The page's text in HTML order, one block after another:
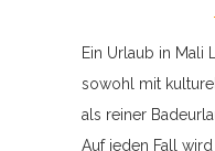
Ein Urlaub in Mali
sowohl mit
als reiner
Auf jeden Fall